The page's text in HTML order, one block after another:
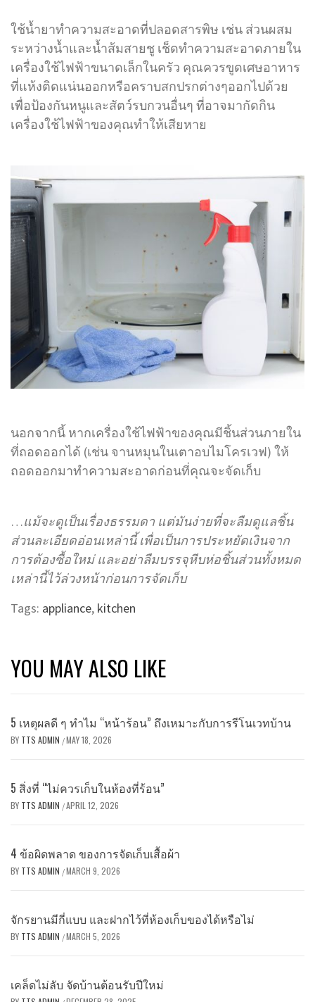
ใช้น้ำยาทำความสะอาดที่ปลอดสารพิษ เช่น ส่วนผสม
ระหว่างน้ำและน้ำส้มสายชู เช็ดทำความสะอาดภายใน
เครื่องใช้ไฟฟ้าขนาดเล็กในครัว คุณควรขูดเศษอาหาร
ที่แห้งติดแน่นออกหรือคราบสกปรกต่างๆออกไปด้วย
เพื่อป้องกันหนูและสัตว์รบกวนอื่นๆ ที่อาจมากัดกิน
เครื่องใช้ไฟฟ้าของคุณทำให้เสียหาย
นอกจากนี้ หากเครื่องใช้ไฟฟ้าของคุณมีชิ้นส่วนภายใน
ที่ถอดออกได้ (เช่น จานหมุนในเตาอบไมโครเวฟ) ให้
ถอดออกมาทำความสะอาดก่อนที่คุณจะจัดเก็บ
…แม้จะดูเป็นเรื่องธรรมดา แต่มันง่ายที่จะลืมดูแลชิ้น
ส่วนละเอียดอ่อนเหล่านี้ เพื่อเป็นการประหยัดเงินจาก
การต้องซื้อใหม่ และอย่าลืมบรรจุหีบห่อชิ้นส่วนทั้งหมด
เหล่านี้ไว้ล่วงหน้าก่อนการจัดเก็บ
Tags: appliance, kitchen
YOU MAY ALSO LIKE
5 เหตุผลดี ๆ ทำไม “หน้าร้อน” ถึงเหมาะกับการรีโนเวทบ้าน
BY TTS ADMIN /MAY 18, 2026
5 สิ่งที่ “ไม่ควรเก็บในห้องที่ร้อน”
BY TTS ADMIN /APRIL 12, 2026
4 ข้อผิดพลาด ของการจัดเก็บเสื้อผ้า
BY TTS ADMIN /MARCH 9, 2026
จักรยานมีกี่แบบ และฝากไว้ที่ห้องเก็บของได้หรือไม่
BY TTS ADMIN /MARCH 5, 2026
เคล็ดไม่ลับ จัดบ้านต้อนรับปีใหม่